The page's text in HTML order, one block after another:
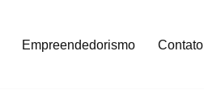
Empreendedorismo Contato